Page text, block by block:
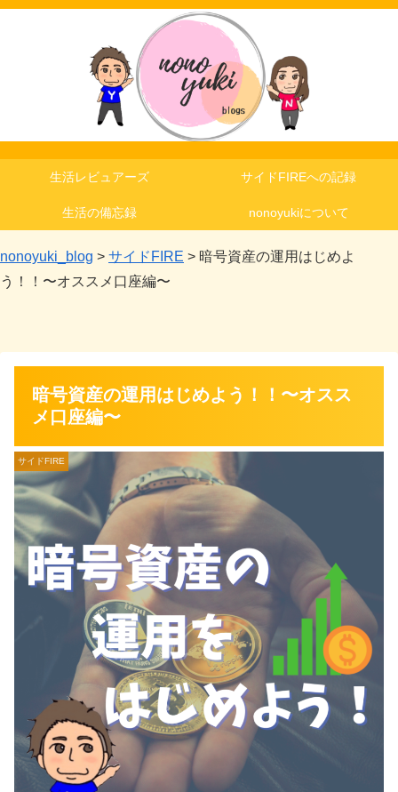
生活レビュアーズ サイドFIREへの記録
生活の備忘録 nonoyukiについて
nonoyuki_blog > サイドFIRE > 暗号資産の運用はじめよ
う！！〜オススメ口座編〜
暗号資産の運用はじめよう！！〜オスス
メ口座編〜
サイドFIRE